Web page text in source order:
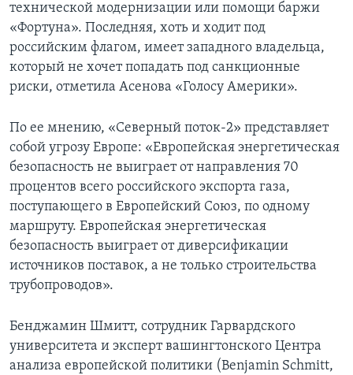
технической модернизации или помощи баржи
«Фортуна». Последняя, хоть и ходит под
российским флагом, имеет западного владельца,
который не хочет попадать под санкционные
риски, отметила Асенова «Голосу Америки».
По ее мнению, «Северный поток-2» представляет
собой угрозу Европе: «Европейская энергетическая
безопасность не выиграет от направления 70
процентов всего российского экспорта газа,
поступающего в Европейский Союз, по одному
маршруту. Европейская энергетическая
безопасность выиграет от диверсификации
источников поставок, а не только строительства
трубопроводов».
Бенджамин Шмитт, сотрудник Гарвардского
университета и эксперт вашингтонского Центра
анализа европейской политики (Benjamin Schmitt,